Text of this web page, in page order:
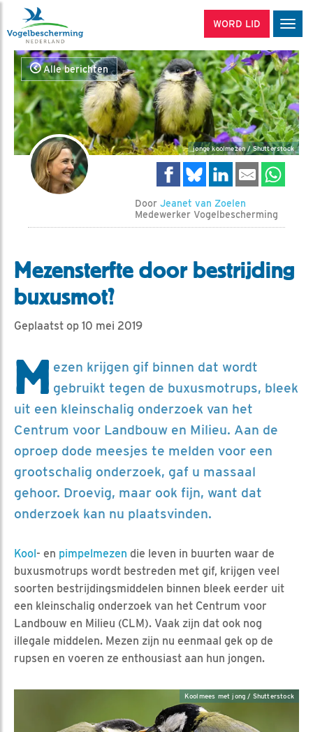
WORD LID
Alle berichten
jonge koolmezen / Shutterstock
Door Jeanet van Zoelen
Medewerker Vogelbescherming
Mezensterfte door bestrijding
buxusmot?
Geplaatst op 10 mei 2019
M ezen krijgen gif binnen dat wordt
gebruikt tegen de buxusmotrups, bleek
uit een kleinschalig onderzoek van het
Centrum voor Landbouw en Milieu. Aan de
oproep dode meesjes te melden voor een
grootschalig onderzoek, gaf u massaal
gehoor. Droevig, maar ook fijn, want dat
onderzoek kan nu plaatsvinden.
Kool- en pimpelmezen die leven in buurten waar de
buxusmotrups wordt bestreden met gif, krijgen veel
soorten bestrijdingsmiddelen binnen bleek eerder uit
een kleinschalig onderzoek van het Centrum voor
Landbouw en Milieu (CLM). Vaak zijn dat ook nog
illegale middelen. Mezen zijn nu eenmaal gek op de
rupsen en voeren ze enthousiast aan hun jongen.
Koolmees met jong / Shutterstock